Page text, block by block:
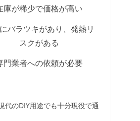
庫が稀少で価格が高い
バラツキがあり、発熱リ
スクがある
門業者への依頼が必要
代のDIY用途でも十分現役で通